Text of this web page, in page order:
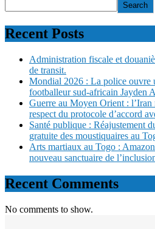
Search
Recent Posts
Administration fiscale et
de transit.
Mondial 2026 : La police ouvre
footballeur sud-africain Jayden
Guerre au Moyen Orient : l’Iran
respect du protocole d’accord
Santé publique : Réajustement
gratuite des moustiquaires au
Arts martiaux au Togo :
nouveau sanctuaire de
Recent Comments
No comments to show.